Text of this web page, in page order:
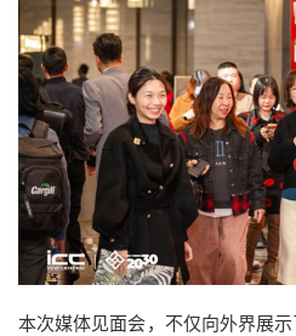
本次媒体见面会，不仅向外界展